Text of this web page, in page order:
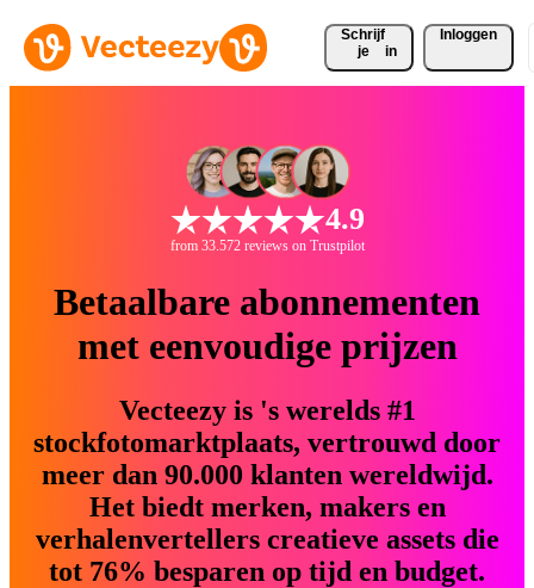
Schrijf
je
in
Inloggen
4.9
from 33.572 reviews on Trustpilot
Betaalbare abonnementen
met eenvoudige prijzen
Vecteezy is 's werelds #1
stockfotomarktplaats, vertrouwd door
meer dan 90.000 klanten wereldwijd.
Het biedt merken, makers en
verhalenvertellers creatieve assets die
tot 76% besparen op tijd en budget.